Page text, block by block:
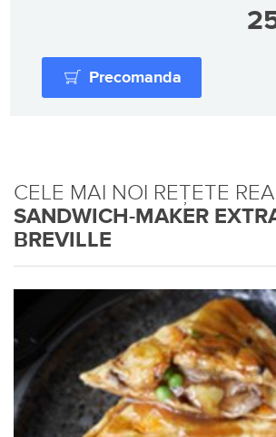
Precomanda
CELE MAI NOI REȚETE
SANDWICH-MAKER
BREVILLE